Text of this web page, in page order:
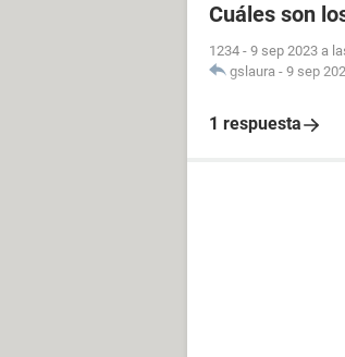
Cuáles son
1234 - 9 sep 2023 a
gslaura - 9 sep
1 respuesta